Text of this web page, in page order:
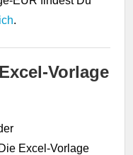
.
Vorlage
Excel-Vorlage